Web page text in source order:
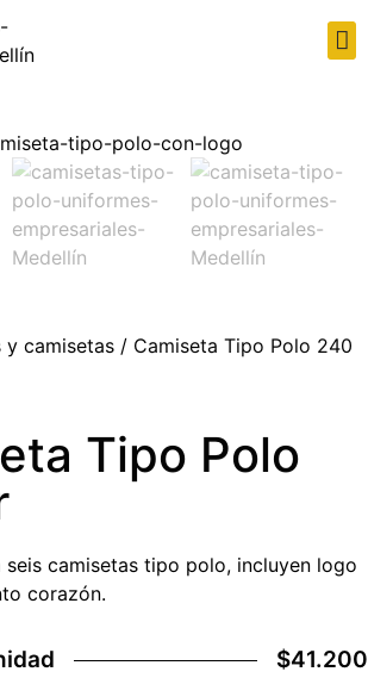
y camisetas / Camiseta Tipo Polo 240
Tipo Polo
seis camisetas tipo polo, incluyen logo
corazón.
$41.200